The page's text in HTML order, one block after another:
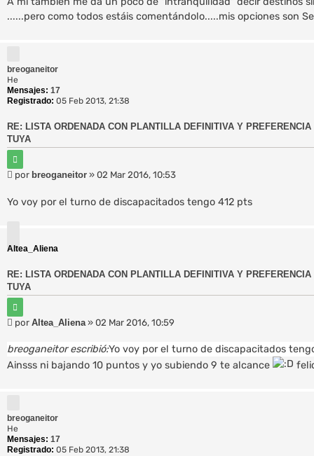
s
a
e
......pero como todos estáis comentándolo.....mis opciones son
breoganeitor
He
Mensajes: 17
Registrado: 05 Feb 2013, 21:38
RE: LISTA ORDENADA CON PLANTILLA DEFINITIVA Y
TUYA
i
t
M
n
e
por breoganeitor » 02 Mar 2016, 10:53
Yo voy por el turno de discapacitados tengo 412 pts
Altea_Aliena
RE: LISTA ORDENADA CON PLANTILLA DEFINITIVA Y
TUYA
i
t
M
n
a
e
por Altea_Aliena » 02 Mar 2016, 10:59
breoganeitor escribió:Yo voy por el turno de discapacitados
Ainsss ni bajando 10 puntos y yo subiendo 9 te alcance
breoganeitor
He
Mensajes: 17
Registrado: 05 Feb 2013, 21:38